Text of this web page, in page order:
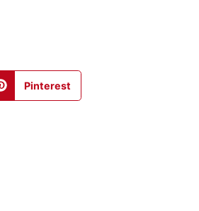
Pinterest